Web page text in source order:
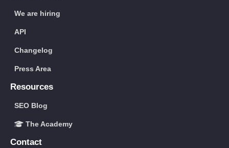
We are hiring
API
Changelog
Press Area
Resources
SEO Blog
The Academy
Contact